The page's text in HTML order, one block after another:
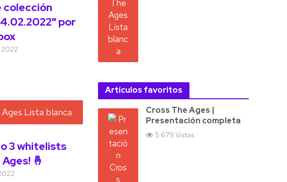
colección
por
2022
3 whitelists
🤞
Artículos favoritos
Cross The Ages |
Presentación completa
5.679 Vistas